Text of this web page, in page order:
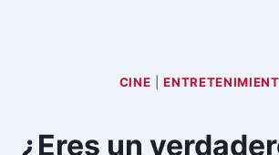
CINE |
¿Eres un